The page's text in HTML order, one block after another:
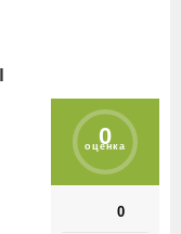
0
оценка
0